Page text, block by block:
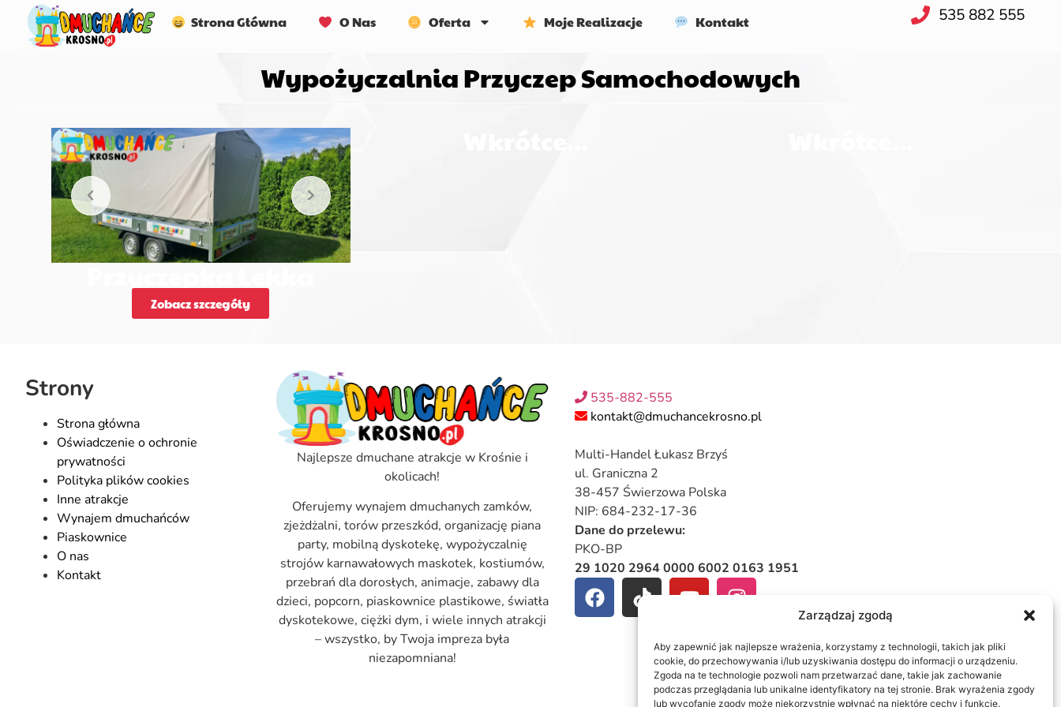
Zarządzaj zgodą
Aby zapewnić jak najlepsze wrażenia, korzystamy z technologii, takich jak pliki
cookie, do przechowywania i/lub uzyskiwania dostępu do informacji o urządzeniu.
Zgoda na te technologie pozwoli nam przetwarzać dane, takie jak zachowanie
podczas przeglądania lub unikalne identyfikatory na tej stronie. Brak wyrażenia zgody
lub wycofanie zgody może niekorzystnie wpłynąć na niektóre cechy i funkcje.
Strona Główna O Nas Oferta Moje Realizacje Kontakt 535 882 555
Wypożyczalnia Przyczep Samochodowych
Przyczepka Lekka
Zobacz szczegóły
Strony
Strona główna
Oświadczenie o ochronie
prywatności
Polityka plików cookies
Inne atrakcje
Wynajem dmuchańców
Piaskownice
O nas
Kontakt
Najlepsze dmuchane atrakcje w Krośnie i
okolicach!
Oferujemy wynajem dmuchanych zamków,
zjeżdżalni, torów przeszkód, organizację piana
party, mobilną dyskotekę, wypożyczalnię
strojów karnawałowych maskotek, kostiumów,
przebrań dla dorosłych, animacje, zabawy dla
dzieci, popcorn, piaskownice plastikowe, światła
dyskotekowe, ciężki dym, i wiele innych atrakcji
– wszystko, by Twoja impreza była
niezapomniana!
535-882-555
kontakt@dmuchancekrosno.pl
Multi-Handel Łukasz Brzyś
ul. Graniczna 2
38-457 Świerzowa Polska
NIP: 684-232-17-36
Dane do przelewu:
PKO-BP
29 1020 2964 0000 6002 0163 1951